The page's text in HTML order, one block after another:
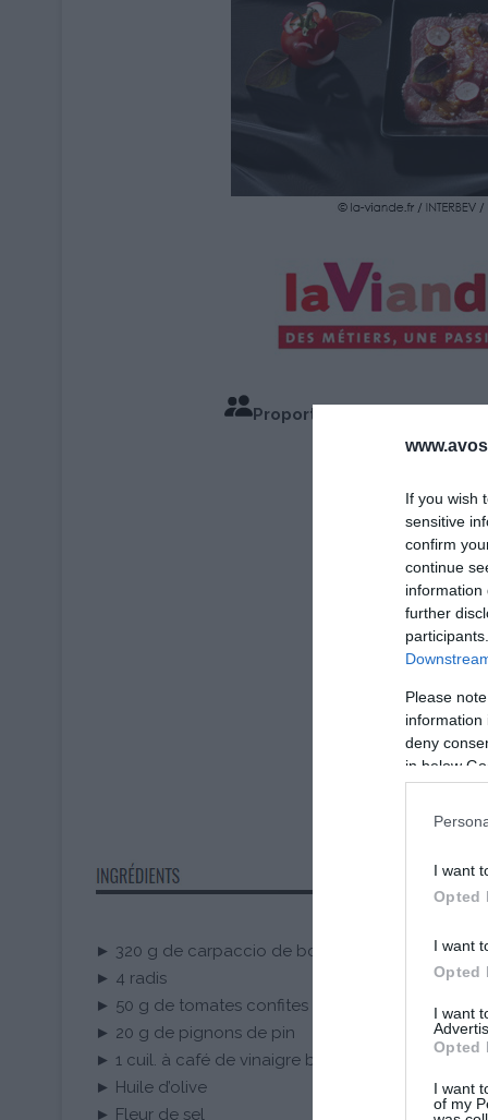
If you wish
sensitive
confirm
continue
information
further
Please
information
deny
in below
I want
Opted
I want
Opted
I want
Opted
I want
of my
Proportions pour 4
Temps de
► 320 g de carpaccio de bœuf
► 4 radis
► 50 g de tomates confites
► 20 g de pignons de pin
► 1 cuil. à café de vinaigre balsamique
► Huile d’olive
► Fleur de sel